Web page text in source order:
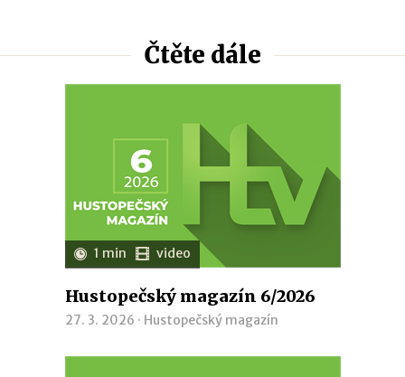
Čtěte dále
1 min video
Hustopečský magazín 6/2026
27. 3. 2026 · Hustopečský magazín